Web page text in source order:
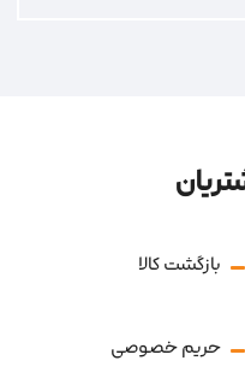
بازگشت کالا
حریم خصوصی